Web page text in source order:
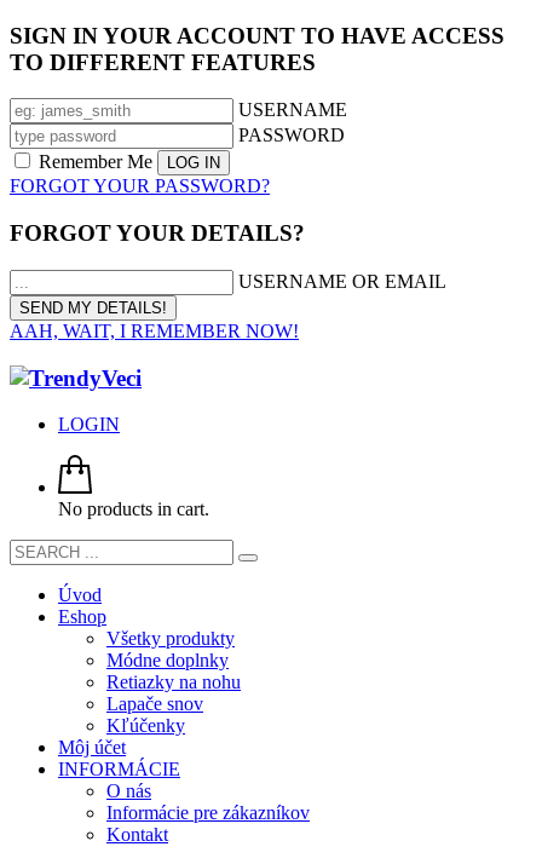
SIGN IN YOUR ACCOUNT TO HAVE ACCESS
TO DIFFERENT FEATURES
USERNAME
PASSWORD
Remember Me
FORGOT YOUR PASSWORD?
FORGOT YOUR DETAILS?
USERNAME OR EMAIL
AAH, WAIT, I REMEMBER NOW!
LOGIN
No products in cart.
Úvod
Eshop
Všetky produkty
Módne doplnky
Retiazky na nohu
Lapače snov
Kľúčenky
Môj účet
INFORMÁCIE
O nás
Informácie pre zákazníkov
Kontakt